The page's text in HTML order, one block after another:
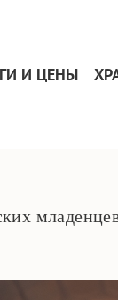
И ЦЕНЫ